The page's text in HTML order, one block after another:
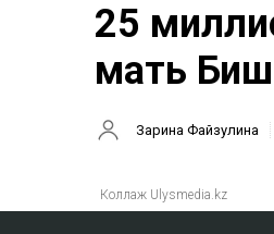
25
мать
Зарина Файзулина